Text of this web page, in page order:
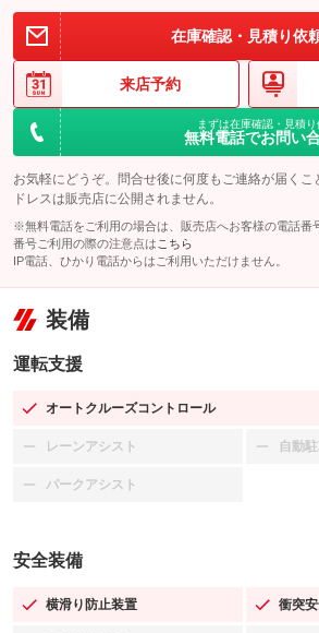
在庫確認・見積り依
来店予約
まずは在庫確認・見積り
無料電話でお問い
お気軽にどうぞ。問合せ後に何度もご連絡が届くこ
ドレスは販売店に公開されません。
※無料電話をご利用の場合は、販売店へお客様の電話番
番号ご利用の際の注意点は こちら
IP電話、ひかり電話からはご利用いただけません。
装備
運転支援
オートクルーズコントロール
：装備あり
レーンアシスト
：装備なし 自動
：装
パークアシスト
：装備なし
安全装備
横滑り防止装置
：装備あり 衝突
：装